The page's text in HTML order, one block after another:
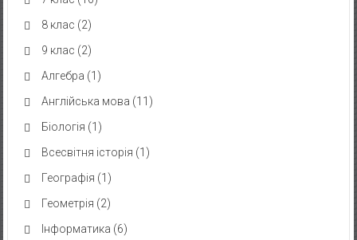
8 клас (2)
9 клас (2)
Алгебра (1)
Англійська мова (11)
Біологія (1)
Всесвітня історія (1)
Географія (1)
Геометрія (2)
Інформатика (6)